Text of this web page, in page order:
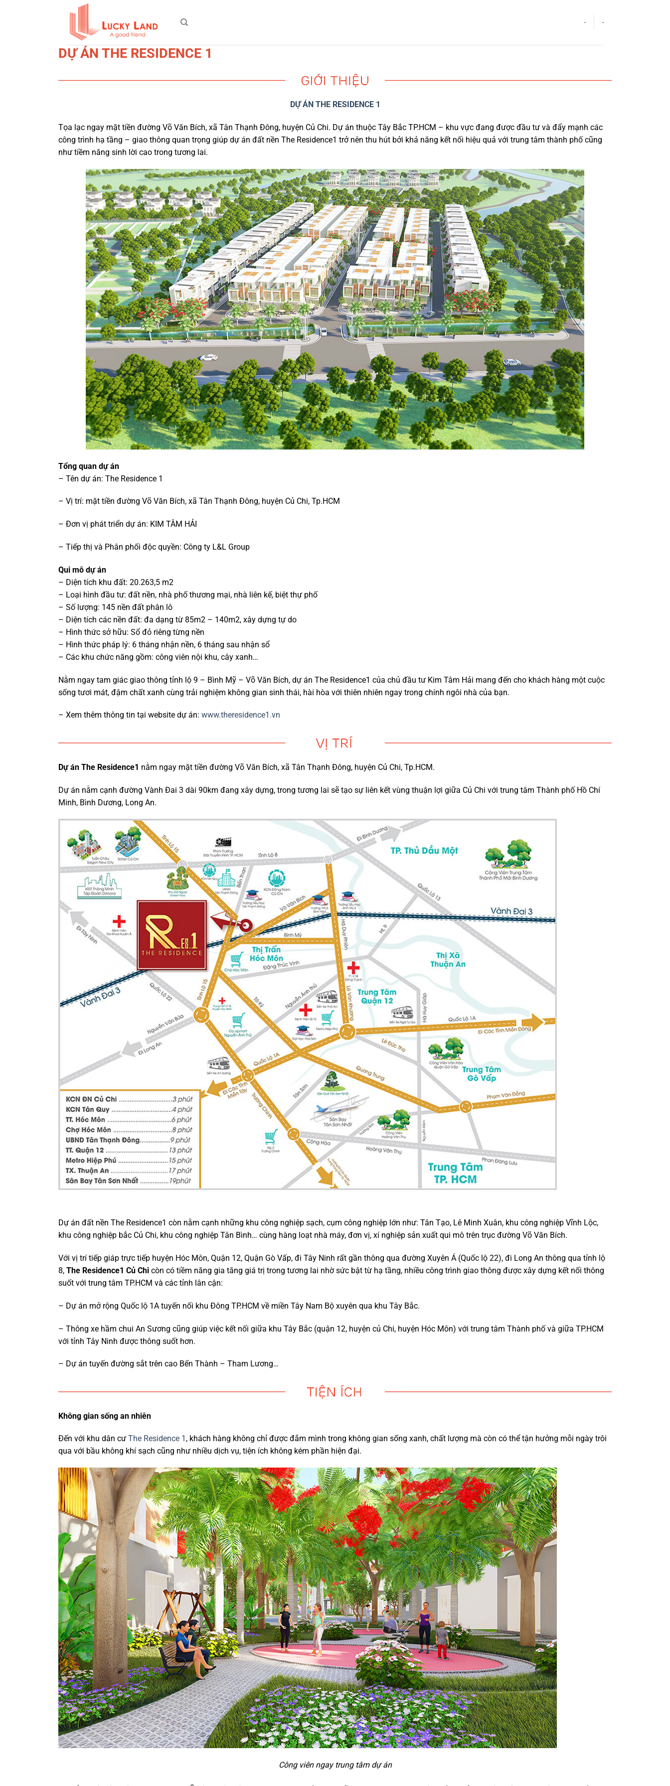
- -
DỰ ÁN THE RESIDENCE 1
DỰ ÁN THE RESIDENCE 1
Tọa lạc ngay mặt tiền đường Võ Văn Bích, xã Tân Thạnh Đông, huyện Củ Chi. Dự án thuộc Tây Bắc TP.HCM – khu vực đang được đầu tư và đẩy mạnh các
công trình hạ tầng – giao thông quan trọng giúp dự án đất nền The Residence1 trở nên thu hút bởi khả năng kết nối hiệu quả với trung tâm thành phố cũng
như tiềm năng sinh lời cao trong tương lai.
Tổng quan dự án
– Tên dự án: The Residence 1
– Vị trí: mặt tiền đường Võ Văn Bích, xã Tân Thạnh Đông, huyện Củ Chi, Tp.HCM
– Đơn vị phát triển dự án: KIM TÂM HẢI
– Tiếp thị và Phân phối độc quyền: Công ty L&L Group
Qui mô dự án
– Diện tích khu đất: 20.263,5 m2
– Loại hình đầu tư: đất nền, nhà phố thương mại, nhà liên kế, biệt thự phố
– Số lượng: 145 nền đất phân lô
– Diện tích các nền đất: đa dạng từ 85m2 – 140m2, xây dựng tự do
– Hình thức sở hữu: Sổ đỏ riêng từng nền
– Hình thức pháp lý: 6 tháng nhận nền, 6 tháng sau nhận sổ
– Các khu chức năng gồm: công viên nội khu, cây xanh…
Nằm ngay tam giác giao thông tỉnh lộ 9 – Bình Mỹ – Võ Văn Bích, dự án The Residence1 của chủ đầu tư Kim Tâm Hải mang đến cho khách hàng một cuộc
sống tươi mát, đậm chất xanh cùng trải nghiệm không gian sinh thái, hài hòa với thiên nhiên ngay trong chính ngôi nhà của bạn.
– Xem thêm thông tin tại website dự án: www.theresidence1.vn
Dự án The Residence1 nằm ngay mặt tiền đường Võ Văn Bích, xã Tân Thạnh Đông, huyện Củ Chi, Tp.HCM.
Dự án nằm cạnh đường Vành Đai 3 dài 90km đang xây dựng, trong tương lai sẽ tạo sự liên kết vùng thuận lợi giữa Củ Chi với trung tâm Thành phố Hồ Chí
Minh, Bình Dương, Long An.
Dự án đất nền The Residence1 còn nằm cạnh những khu công nghiệp sạch, cụm công nghiệp lớn như: Tân Tạo, Lê Minh Xuân, khu công nghiệp Vĩnh Lộc,
khu công nghiệp bắc Củ Chi, khu công nghiệp Tân Bình… cùng hàng loạt nhà máy, đơn vị, xí nghiệp sản xuất qui mô trên trục đường Võ Văn Bích.
Với vị trí tiếp giáp trực tiếp huyện Hóc Môn, Quận 12, Quận Gò Vấp, đi Tây Ninh rất gần thông qua đường Xuyên Á (Quốc lộ 22), đi Long An thông qua tỉnh lộ
8, The Residence1 Củ Chi còn có tiềm năng gia tăng giá trị trong tương lai nhờ sức bật từ hạ tầng, nhiều công trình giao thông được xây dựng kết nối thông
suốt với trung tâm TP.HCM và các tỉnh lân cận:
– Dự án mở rộng Quốc lộ 1A tuyến nối khu Đông TP.HCM về miền Tây Nam Bộ xuyên qua khu Tây Bắc.
– Thông xe hầm chui An Sương cũng giúp việc kết nối giữa khu Tây Bắc (quận 12, huyện củ Chi, huyện Hóc Môn) với trung tâm Thành phố và giữa TP.HCM
với tỉnh Tây Ninh được thông suốt hơn.
– Dự án tuyến đường sắt trên cao Bến Thành – Tham Lương…
Không gian sống an nhiên
Đến với khu dân cư The Residence 1 , khách hàng không chỉ được đắm mình trong không gian sống xanh, chất lượng mà còn có thể tận hưởng mỗi ngày trôi
qua với bầu không khí sạch cũng như nhiều dịch vụ, tiện ích không kém phần hiện đại.
Công viên ngay trung tâm dự án